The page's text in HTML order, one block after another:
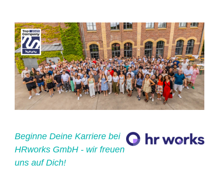
Beginne Deine Karriere bei
HRworks GmbH - wir freuen
uns auf Dich!